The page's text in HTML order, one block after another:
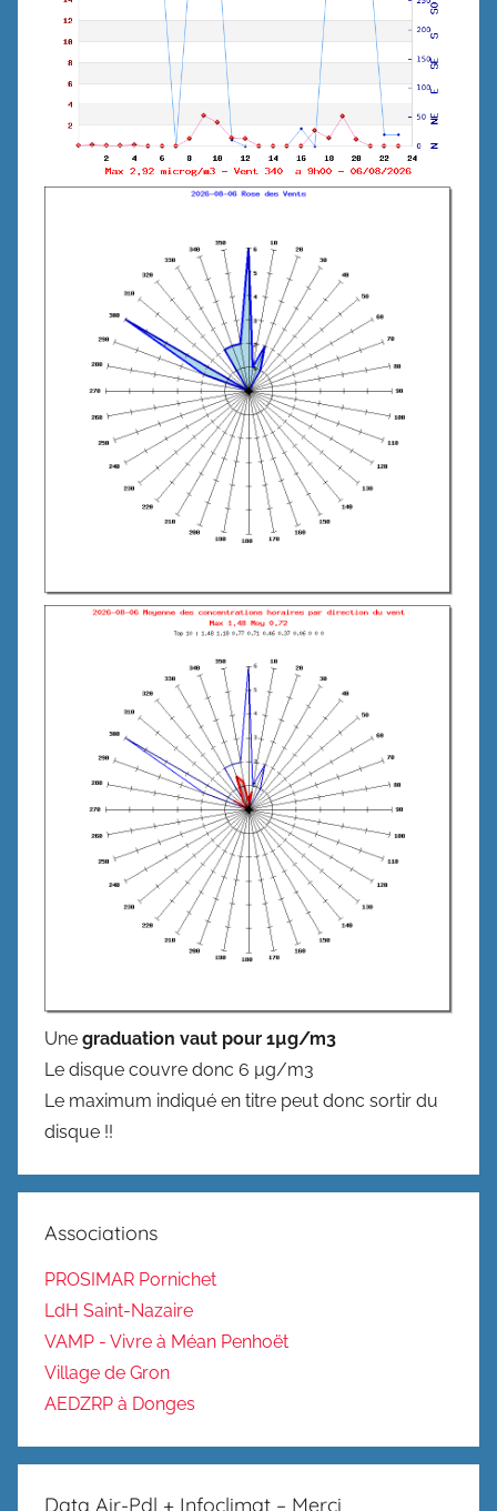
Une graduation vaut pour 1µg/m3
Le disque couvre donc 6 µg/m3
Le maximum indiqué en titre peut donc sortir du
disque !!
Associations
PROSIMAR Pornichet
LdH Saint-Nazaire
VAMP - Vivre à Méan Penhoët
Village de Gron
AEDZRP à Donges
Data Air-Pdl + Infoclimat – Merci